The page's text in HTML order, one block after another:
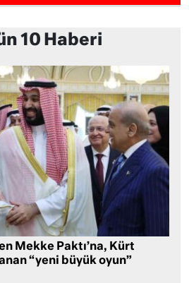
10 Haberi
Mekke Paktı’na, Kürt
“yeni büyük oyun”